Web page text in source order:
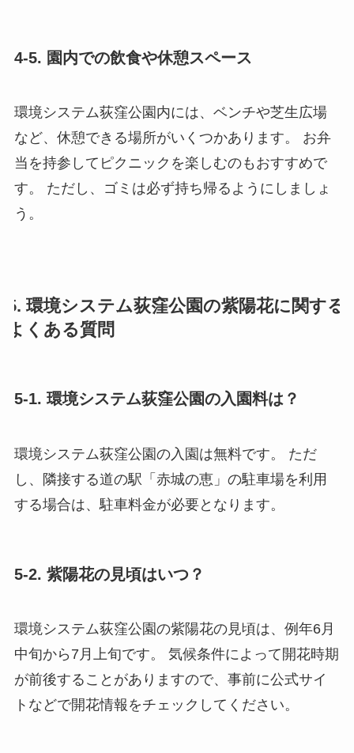
4-5. 園内での飲食や休憩スペース
環境システム荻窪公園内には、ベンチや芝生広場
など、休憩できる場所がいくつかあります。 お弁
当を持参してピクニックを楽しむのもおすすめで
す。 ただし、ゴミは必ず持ち帰るようにしましょ
う。
5. 環境システム荻窪公園の紫陽花に関する
よくある質問
5-1. 環境システム荻窪公園の入園料は？
環境システム荻窪公園の入園は無料です。 ただ
し、隣接する道の駅「赤城の恵」の駐車場を利用
する場合は、駐車料金が必要となります。
5-2. 紫陽花の見頃はいつ？
環境システム荻窪公園の紫陽花の見頃は、例年6月
中旬から7月上旬です。 気候条件によって開花時期
が前後することがありますので、事前に公式サイ
トなどで開花情報をチェックしてください。